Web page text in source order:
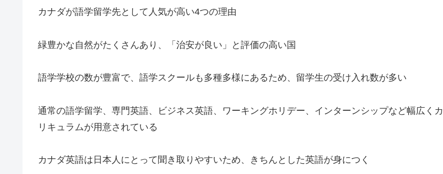
カナダが語学留学先として人気が高い4つの理由
緑豊かな自然がたくさんあり、「治安が良い」と評価の高い国
語学学校の数が豊富で、語学スクールも多種多様にあるため、留学生の受け入れ数が多い
通常の語学留学、専門英語、ビジネス英語、ワーキングホリデー、インターンシップなど幅広くカ
リキュラムが用意されている
カナダ英語は日本人にとって聞き取りやすいため、きちんとした英語が身につく